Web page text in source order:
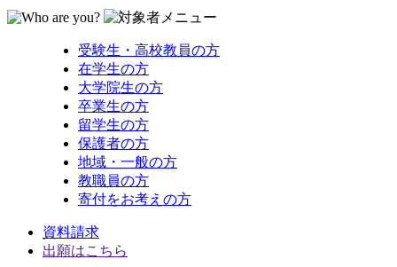
受験生・高校教員の方
在学生の方
大学院生の方
卒業生の方
留学生の方
保護者の方
地域・一般の方
教職員の方
寄付をお考えの方
資料請求
出願はこちら